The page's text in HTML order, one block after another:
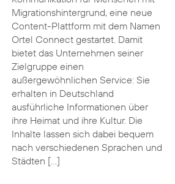
Migrationshintergrund, eine neue
Content-Plattform mit dem Namen
Ortel Connect gestartet. Damit
bietet das Unternehmen seiner
Zielgruppe einen
außergewöhnlichen Service: Sie
erhalten in Deutschland
ausführliche Informationen über
ihre Heimat und ihre Kultur. Die
Inhalte lassen sich dabei bequem
nach verschiedenen Sprachen und
Städten […]